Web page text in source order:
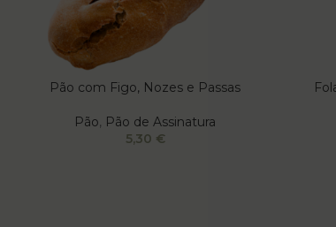
Pão com Figo, Nozes e Passas
Pão, Pão de Assinatura
5,30 €